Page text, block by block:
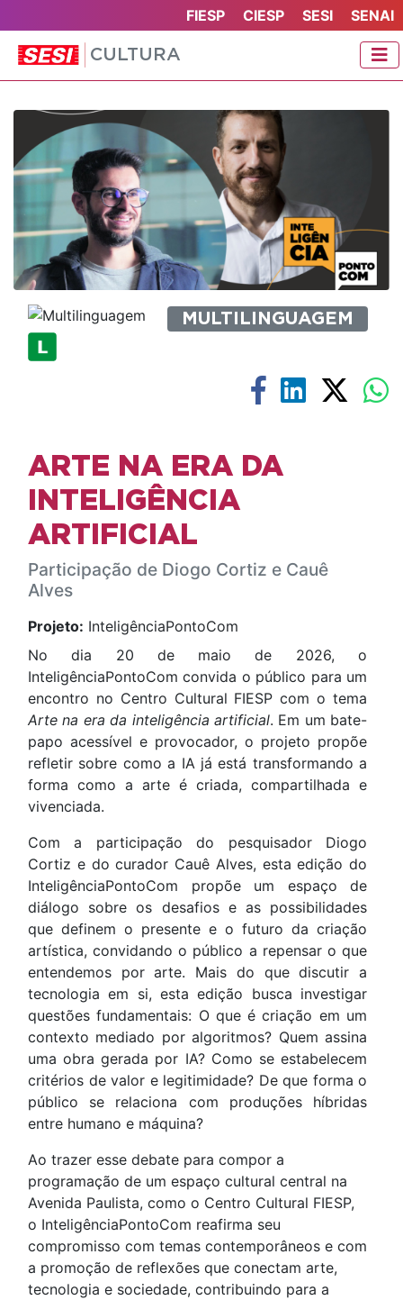
FIESP CIESP SESI SENAI
CULTURA
MULTILINGUAGEM
ARTE NA ERA DA
INTELIGÊNCIA
ARTIFICIAL
Participação de Diogo Cortiz e Cauê
Alves
Projeto: InteligênciaPontoCom
No dia 20 de maio de 2026, o
InteligênciaPontoCom convida o público para um
encontro no Centro Cultural FIESP com o tema
Arte na era da inteligência artificial. Em um bate-
papo acessível e provocador, o projeto propõe
refletir sobre como a IA já está transformando a
forma como a arte é criada, compartilhada e
vivenciada.
Com a participação do pesquisador Diogo
Cortiz e do curador Cauê Alves, esta edição do
InteligênciaPontoCom propõe um espaço de
diálogo sobre os desafios e as possibilidades
que definem o presente e o futuro da criação
artística, convidando o público a repensar o que
entendemos por arte. Mais do que discutir a
tecnologia em si, esta edição busca investigar
questões fundamentais: O que é criação em um
contexto mediado por algoritmos? Quem assina
uma obra gerada por IA? Como se estabelecem
critérios de valor e legitimidade? De que forma o
público se relaciona com produções híbridas
entre humano e máquina?
Ao trazer esse debate para compor a
programação de um espaço cultural central na
Avenida Paulista, como o Centro Cultural FIESP,
o InteligênciaPontoCom reafirma seu
compromisso com temas contemporâneos e com
a promoção de reflexões que conectam arte,
tecnologia e sociedade, contribuindo para a